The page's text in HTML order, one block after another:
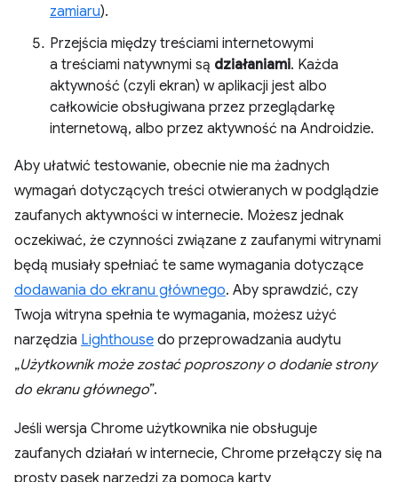
zamiaru).
Przejścia między treściami internetowymi
a treściami natywnymi są działaniami. Każda
aktywność (czyli ekran) w aplikacji jest albo
całkowicie obsługiwana przez przeglądarkę
internetową, albo przez aktywność na Androidzie.
Aby ułatwić testowanie, obecnie nie ma żadnych
wymagań dotyczących treści otwieranych w podglądzie
zaufanych aktywności w internecie. Możesz jednak
oczekiwać, że czynności związane z zaufanymi witrynami
będą musiały spełniać te same wymagania dotyczące
dodawania do ekranu głównego. Aby sprawdzić, czy
Twoja witryna spełnia te wymagania, możesz użyć
narzędzia Lighthouse do przeprowadzania audytu
„Użytkownik może zostać poproszony o dodanie strony
do ekranu głównego”.
Jeśli wersja Chrome użytkownika nie obsługuje
zaufanych działań w internecie, Chrome przełączy się na
prosty pasek narzędzi za pomocą karty